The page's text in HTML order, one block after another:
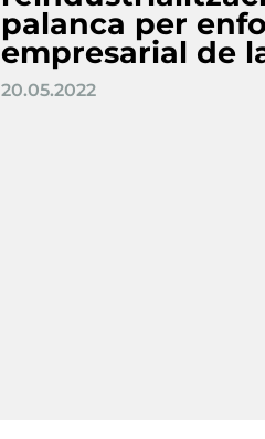
palanca per
empresarial de
20.05.2022